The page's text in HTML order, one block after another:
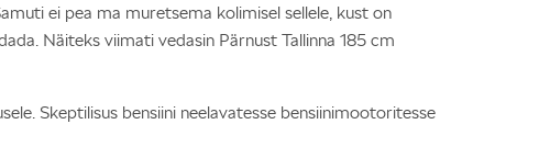
ei pea ma muretsema kolimisel sellele, kust on
Näiteks viimati vedasin Pärnust Tallinna 185 cm
Skeptilisus bensiini neelavatesse bensiinimootoritesse